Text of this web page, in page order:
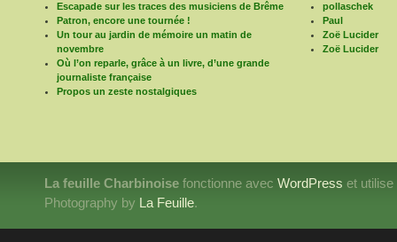
Escapade sur les traces des musiciens de Brême
Patron, encore une tournée !
Un tour au jardin de mémoire un matin de
novembre
Où l’on reparle, grâce à un livre, d’une grande
journaliste française
Propos un zeste nostalgiques
pollaschek
Paul
Zoë Lucider
Zoë Lucider
La feuille Charbinoise fonctionne avec WordPress et
Photography by La Feuille.